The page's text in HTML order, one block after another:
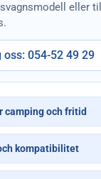
eller
oss: 054-52 49 29
camping och fritid
kompatibilitet